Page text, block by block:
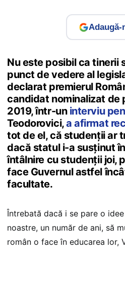
Adaugă-
Nu este posibil ca tinerii
punct de vedere al
declarat premierul
candidat nominalizat de
2019, într-un interviu
Teodorovici,a afirmat
tot de el, că studenții ar
dacă statul i-a susținut
întâlnire cu studenții joi,
face Guvernul astfel
facultate.
Întrebată dacă i se pare o
noastre, un număr de ani, să
român o face în educarea lor,